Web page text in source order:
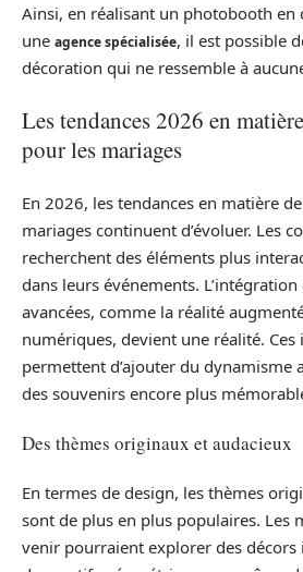
Ainsi, en réalisant un photobooth en
une agence spécialisée, il est possible
décoration qui ne ressemble à
Les tendances 2026 en
pour les mariages
En 2026, les tendances en matière
mariages continuent d’évoluer. Les
recherchent des éléments plus
dans leurs événements.
avancées, comme la réalité
numériques, devient une réalité.
permettent d’ajouter du dynamisme
des souvenirs encore plus
Des thèmes originaux et audacieux
En termes de design, les thèmes
sont de plus en plus populaires. Les
venir pourraient explorer des décors